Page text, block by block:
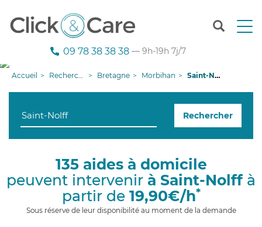
T
n
g
09 78 38 38 38 — 9h-19h 7j/7
Accueil Recherche aide à domicile Bretagne Morbihan Saint-Nolff
Rechercher
135 aides à domicile
peuvent intervenir à Saint-Nolffà
partir de 19,90€/h*
Sous réserve de leur disponibilité au moment de la demande